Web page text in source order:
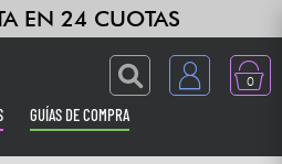
EN 24 CUOTAS
0
GUÍAS DE COMPRA